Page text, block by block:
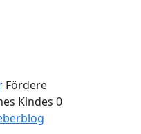
Fördere
Kindes 0